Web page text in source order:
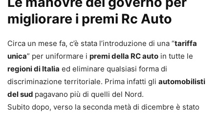
migliorare i premi Rc Auto
Circa un mese fa, c’è stata l’introduzione di una “tariffa
unica” per uniformare i premi della RC auto in tutte le
regioni di Italia ed eliminare qualsiasi forma di
discriminazione territoriale. Prima infatti gli automobilisti
del sud pagavano più di quelli del Nord.
Subito dopo, verso la seconda metà di dicembre è stato